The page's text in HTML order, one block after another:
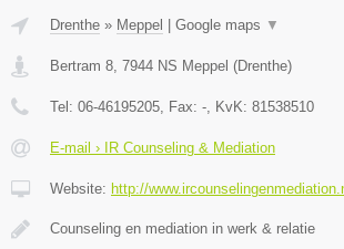
Drenthe » Meppel Google maps ▼
Bertram 8 7944 NS Meppel (Drenthe)
Tel: 06-46195205 , Fax: - , KvK: 81538510
E-mail › IR Counseling & Mediation
Website: http://
Counseling en mediation in werk & relatie